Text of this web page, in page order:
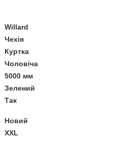
Willard
Чехія
Куртка
Чоловіча
5000 мм
Зелений
Так
Новий
XXL